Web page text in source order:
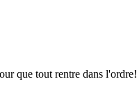
que tout rentre dans l'ordre!